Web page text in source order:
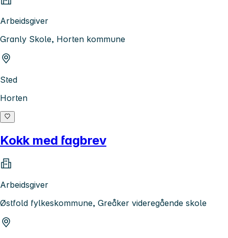
Arbeidsgiver
Granly Skole, Horten kommune
Sted
Horten
Kokk med fagbrev
Arbeidsgiver
Østfold fylkeskommune, Greåker videregående skole